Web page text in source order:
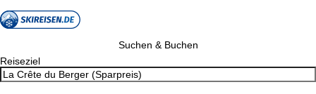
Suchen & Buchen
Reiseziel